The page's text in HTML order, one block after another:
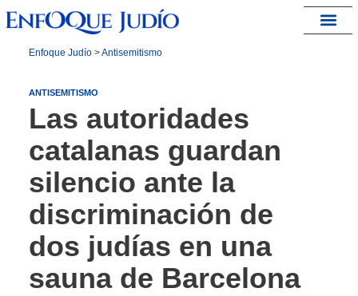
Enfoque Judío>Antisemitismo
ANTISEMITISMO
Las autoridades
catalanas guardan
silencio ante la
discriminación de
dos judías en una
sauna de Barcelona